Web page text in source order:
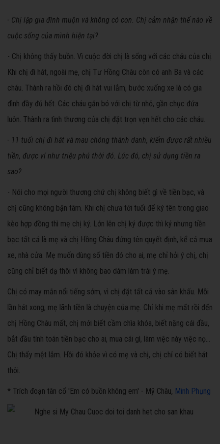
- Chị lập gia đình muộn và không có con. Chị cảm nhận thế nào về
cuộc sống của mình hiện tại?
- Chị không thấy buồn. Vì cuộc đời chị là sống với các cháu của chị.
Khi chị đi hát, ngoài mẹ, chị Tư Hồng Châu còn có anh Ba và các
cháu. Thành ra hồi đó chị đi hát vui lắm, bước xuống xe là có gia
đình đầy đủ hết. Các cháu gắn bó với chị từ nhỏ, gần chục đứa
luôn. Thành ra tình thương của chị đặt trọn vẹn hết cho các cháu.
- 11 tuổi chị đi hát và mau chóng thành danh, kiếm được rất nhiều
tiền, được ví như triệu phú thời đó. Lúc đó, chị sử dụng tiền ra
sao?
- Nói cho mọi người thương chứ chị không biết gì về tiền bạc, và
chị cũng không bận tâm. Khi chị chưa tới tuổi để ký tên trong giao
kèo hợp đồng thì mẹ chị ký. Lớn lên chị ký được thì ký nhưng tiền
bạc tất cả là mẹ và chị Hồng Châu đứng tên quyết định, kể cả mua
xe, nhà cửa. Mẹ muốn dùng số tiền đó cho ai, mẹ chỉ hỏi ý chị, chị
cũng chỉ biết dạ thôi vì không bao dám làm trái ý mẹ.
Chị có may mắn nổi tiếng sớm, vì chị đặt tất cả vào sân khấu. Mỗi
lần hát xong, mẹ lãnh tiền là chuyện của mẹ. Chỉ khi mẹ mất rồi đến
chị Hồng Châu mất, chị mới biết cầm chìa khóa, biết nặng cái đầu,
bắt đầu tính toán tiền bạc cho ai, mua cái gì, làm việc này việc nọ…
Chị thấy mệt lắm. Hồi đó khỏe vì có mẹ và chị, chị chỉ có biết hát
thôi.
* Trích đoạn tân cổ 'Em có buồn không em' - Mỹ Châu, Minh Phụng